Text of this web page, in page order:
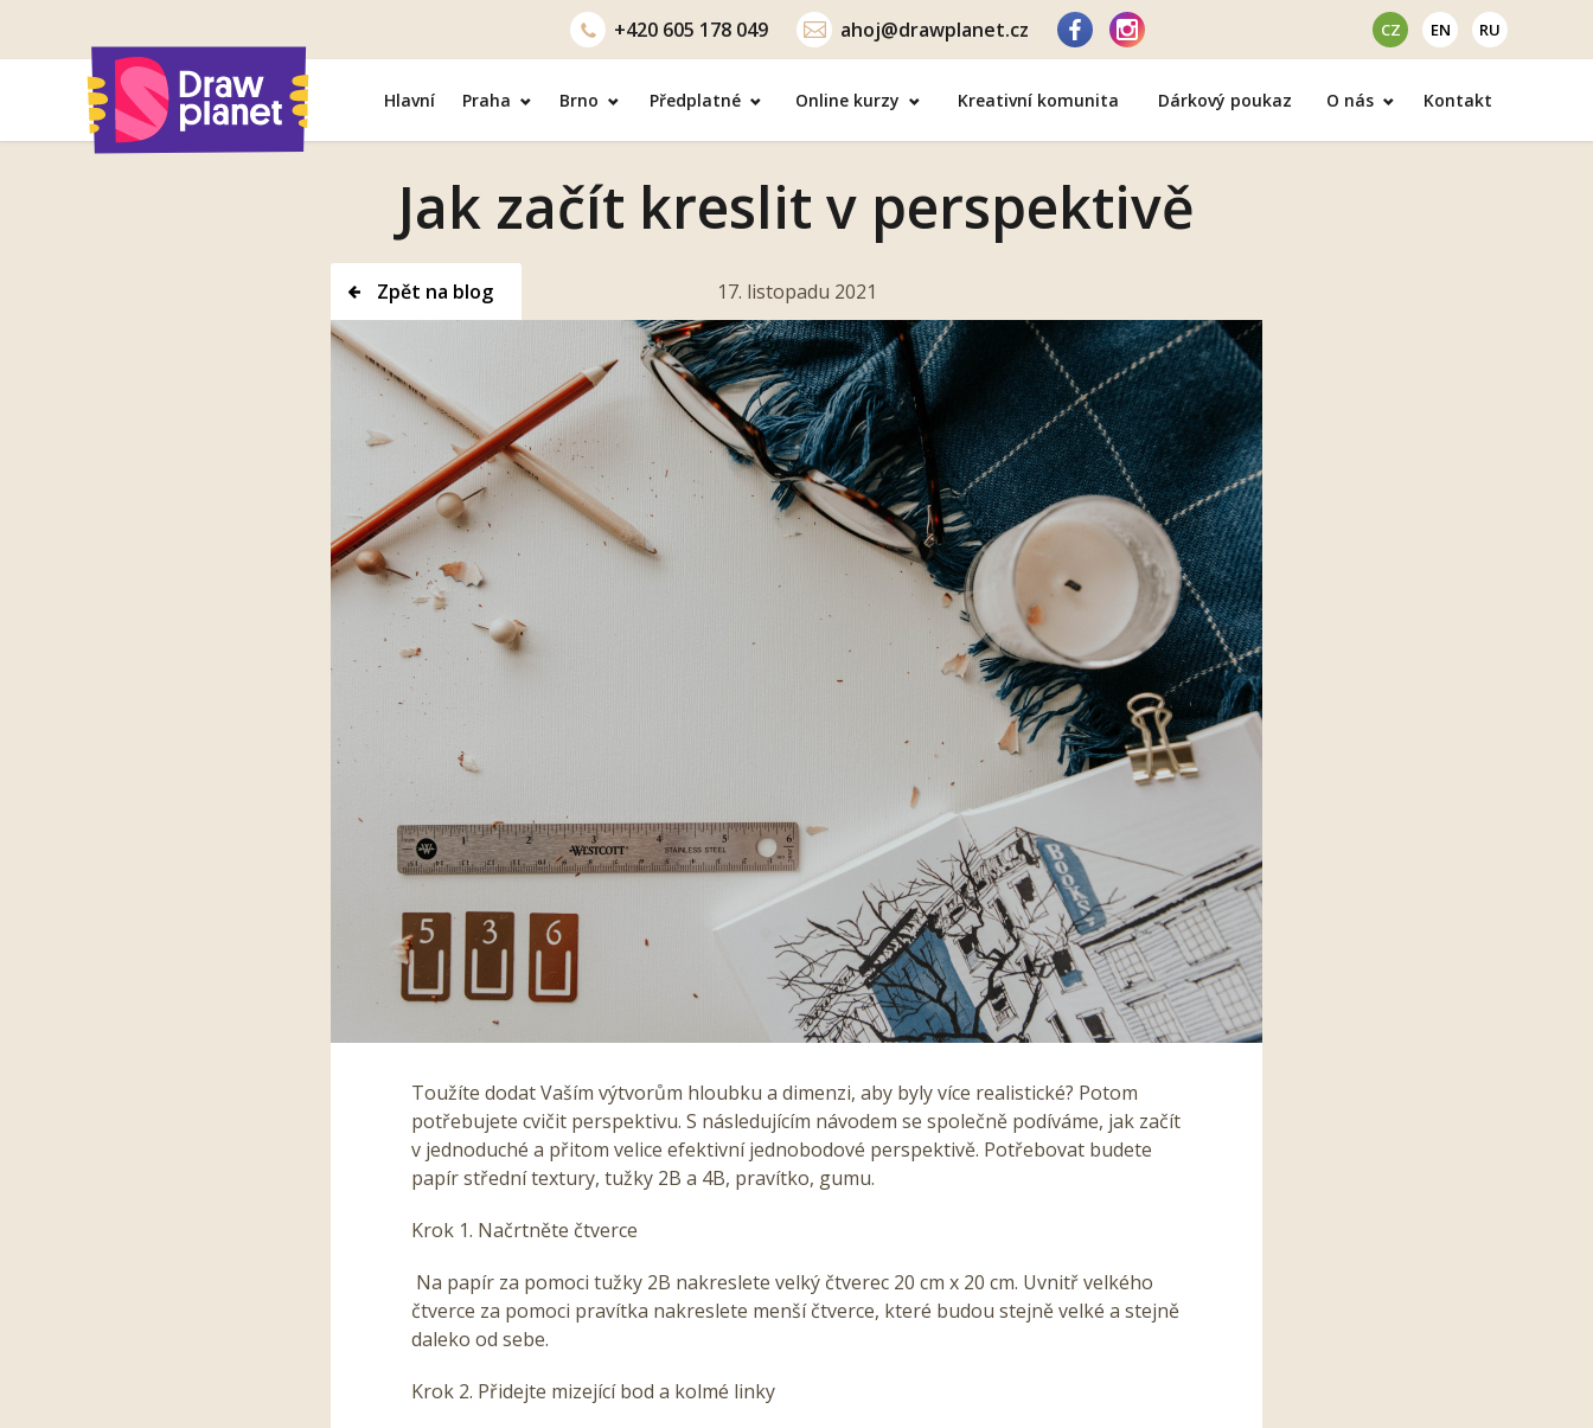
+420 605 178 049 ahoj@drawplanet.cz CZ EN RU
Hlavní Praha Brno Předplatné Online kurzy Kreativní komunita Dárkový poukaz O nás Kontakt
Jak začít kreslit v perspektivě
17. listopadu 2021
Zpět na blog
Toužíte dodat Vaším výtvorům hloubku a dimenzi, aby byly více realistické? Potom
potřebujete cvičit perspektivu. S následujícím návodem se společně podíváme, jak začít
v jednoduché a přitom velice efektivní jednobodové perspektivě. Potřebovat budete
papír střední textury, tužky 2B a 4B, pravítko, gumu.
Krok 1. Načrtněte čtverce
Na papír za pomoci tužky 2B nakreslete velký čtverec 20 cm x 20 cm. Uvnitř velkého
čtverce za pomoci pravítka nakreslete menší čtverce, které budou stejně velké a stejně
daleko od sebe.
Krok 2. Přidejte mizející bod a kolmé linky